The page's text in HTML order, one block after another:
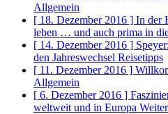
Allgemein
[ 18. Dezember 2016 ] In der
leben … und auch prima in
[ 14. Dezember 2016 ]
den Jahreswechsel Reisetipps
[ 11. Dezember 2016 ]
Allgemein
[ 6. Dezember 2016 ]
weltweit und in Europa